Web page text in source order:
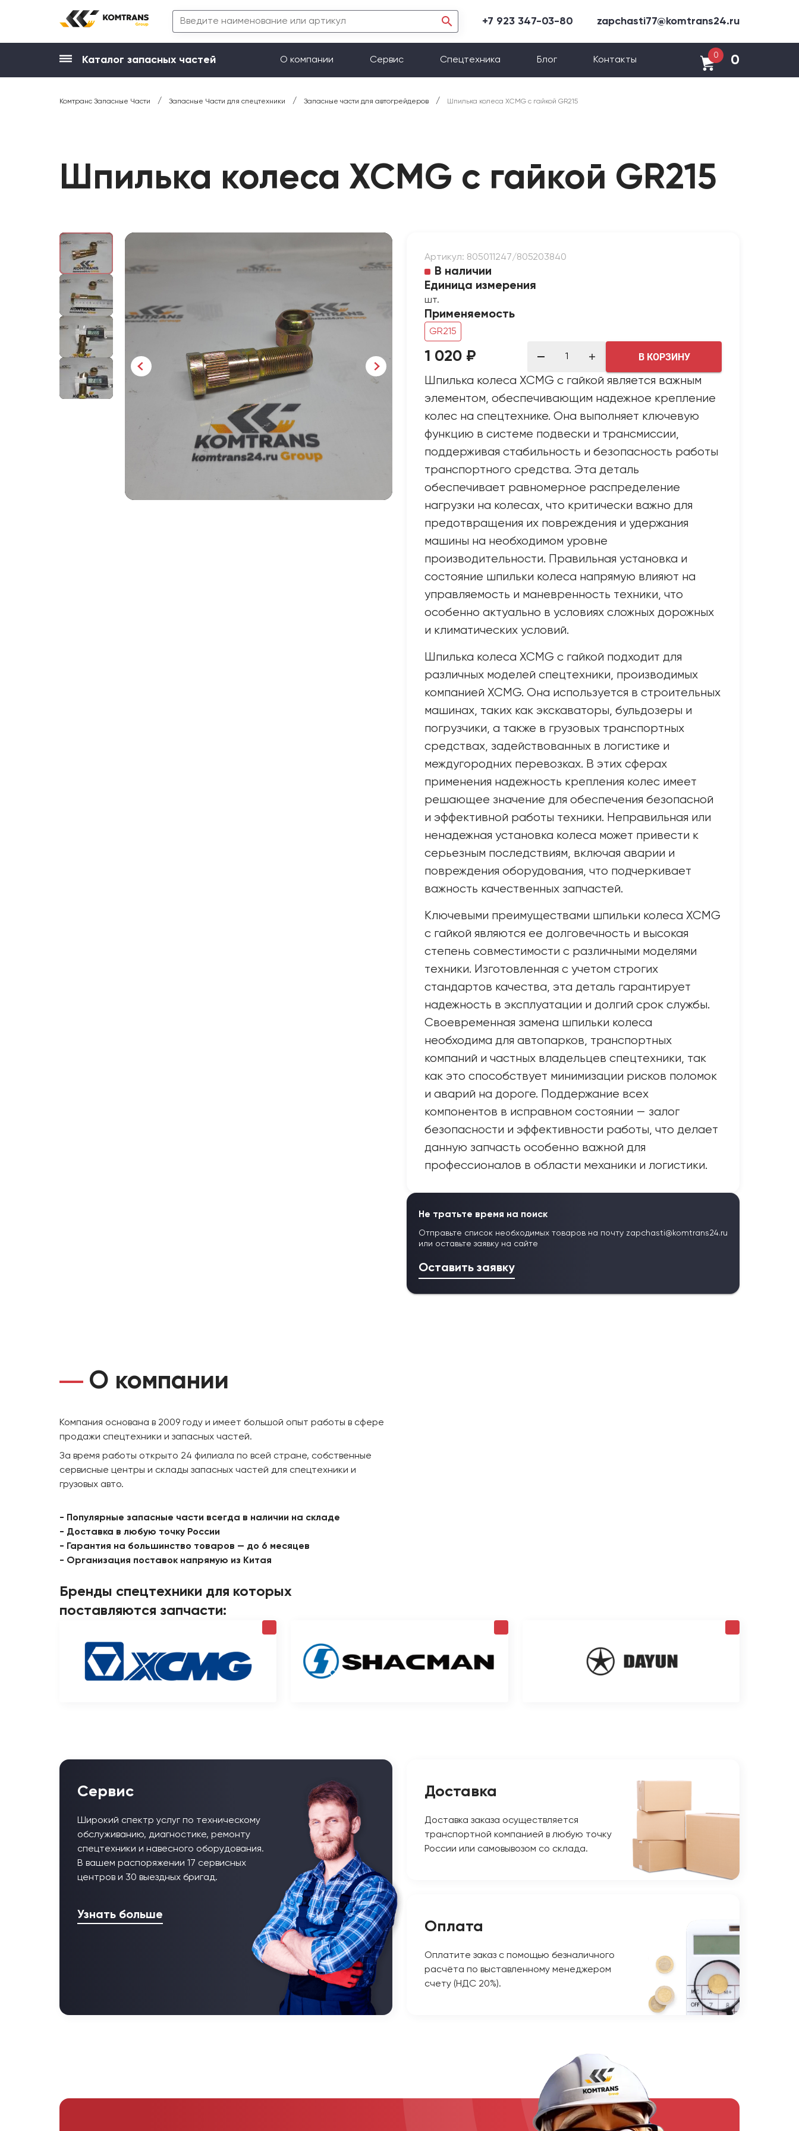
+7 923 347-03-80 zapchasti77@komtrans24.ru
Каталог запасных частей О компании Сервис Спецтехника Блог Контакты
0 0
Комтранс Запасные Части / Запасные Части для спецтехники / Запасные части для автогрейдеров / Шпилька колеса XCMG с гайкой GR215
Шпилька колеса XCMG с гайкой GR215
Артикул: 805011247/805203840
В наличии
Единица измерения
шт.
Применяемость
GR215
1 020 ₽ В КОРЗИНУ
Шпилька колеса XCMG с гайкой является важным
элементом, обеспечивающим надежное крепление
колес на спецтехнике. Она выполняет ключевую
функцию в системе подвески и трансмиссии,
поддерживая стабильность и безопасность работы
транспортного средства. Эта деталь
обеспечивает равномерное распределение
нагрузки на колесах, что критически важно для
предотвращения их повреждения и удержания
машины на необходимом уровне
производительности. Правильная установка и
состояние шпильки колеса напрямую влияют на
управляемость и маневренность техники, что
особенно актуально в условиях сложных дорожных
и климатических условий.
Шпилька колеса XCMG с гайкой подходит для
различных моделей спецтехники, производимых
компанией XCMG. Она используется в строительных
машинах, таких как экскаваторы, бульдозеры и
погрузчики, а также в грузовых транспортных
средствах, задействованных в логистике и
междугородних перевозках. В этих сферах
применения надежность крепления колес имеет
решающее значение для обеспечения безопасной
и эффективной работы техники. Неправильная или
ненадежная установка колеса может привести к
серьезным последствиям, включая аварии и
повреждения оборудования, что подчеркивает
важность качественных запчастей.
Ключевыми преимуществами шпильки колеса XCMG
с гайкой являются ее долговечность и высокая
степень совместимости с различными моделями
техники. Изготовленная с учетом строгих
стандартов качества, эта деталь гарантирует
надежность в эксплуатации и долгий срок службы.
Своевременная замена шпильки колеса
необходима для автопарков, транспортных
компаний и частных владельцев спецтехники, так
как это способствует минимизации рисков поломок
и аварий на дороге. Поддержание всех
компонентов в исправном состоянии — залог
безопасности и эффективности работы, что делает
данную запчасть особенно важной для
профессионалов в области механики и логистики.
Не тратьте время на поиск
Отправьте список необходимых товаров на почту zapchasti@komtrans24.ru
или оставьте заявку на сайте
Оставить заявку
О компании
Компания основана в 2009 году и имеет большой опыт работы в сфере
продажи спецтехники и запасных частей.
За время работы открыто 24 филиала по всей стране, собственные
сервисные центры и склады запасных частей для спецтехники и
грузовых авто.
- Популярные запасные части всегда в наличии на складе
- Доставка в любую точку России
- Гарантия на большинство товаров — до 6 месяцев
- Организация поставок напрямую из Китая
Бренды спецтехники для которых
поставляются запчасти:
Сервис
Широкий спектр услуг по техническому
обслуживанию, диагностике, ремонту
спецтехники и навесного оборудования.
В вашем распоряжении 17 сервисных
центров и 30 выездных бригад.
Узнать больше
Доставка
Доставка заказа осуществляется
транспортной компанией в любую точку
России или самовывозом со склада.
Оплата
Оплатите заказ с помощью безналичного
расчёта по выставленному менеджером
счету (НДС 20%).